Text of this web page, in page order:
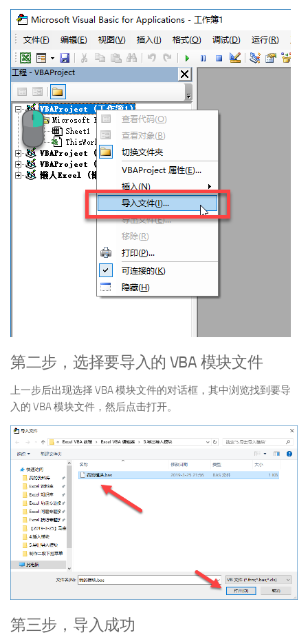
第二步，选择要导入的 VBA 模块文件
上一步后出现选择 VBA 模块文件的对话框，其中浏览找到要导
入的 VBA 模块文件，然后点击打开。
第三步，导入成功